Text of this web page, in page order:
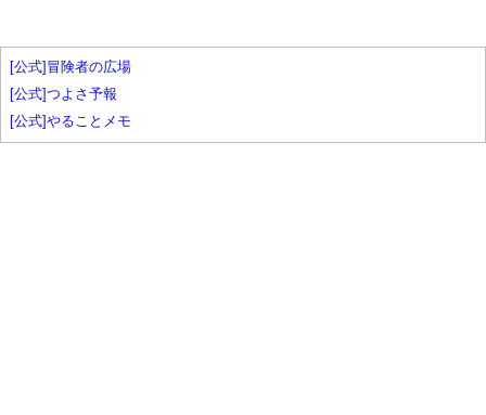
[公式]冒険者の広場
[公式]つよさ予報
[公式]やることメモ